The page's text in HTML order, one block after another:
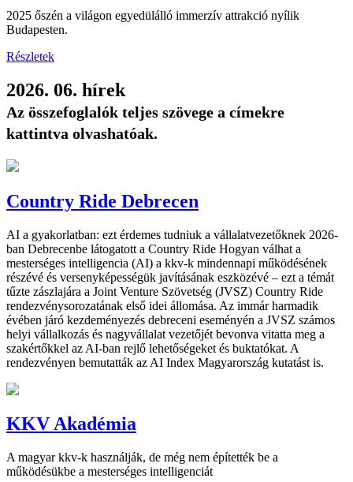
2025 őszén a világon egyedülálló immerzív attrakció nyílik
Budapesten.
Részletek
2026. 06. hírek
Az összefoglalók teljes szövege a címekre
kattintva olvashatóak.
Country Ride Debrecen
AI a gyakorlatban: ezt érdemes tudniuk a vállalatvezetőknek 2026-
ban Debrecenbe látogatott a Country Ride Hogyan válhat a
mesterséges intelligencia (AI) a kkv-k mindennapi működésének
részévé és versenyképességük javításának eszközévé – ezt a témát
tűzte zászlajára a Joint Venture Szövetség (JVSZ) Country Ride
rendezvénysorozatának első idei állomása. Az immár harmadik
évében járó kezdeményezés debreceni eseményén a JVSZ számos
helyi vállalkozás és nagyvállalat vezetőjét bevonva vitatta meg a
szakértőkkel az AI-ban rejlő lehetőségeket és buktatókat. A
rendezvényen bemutatták az AI Index Magyarország kutatást is.
KKV Akadémia
A magyar kkv-k használják, de még nem építették be a
működésükbe a mesterséges intelligenciát